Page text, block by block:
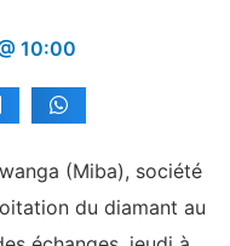
10:00
(Miba), société
du diamant au